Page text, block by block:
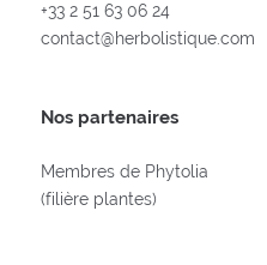
+33 2 51 63 06 24
contact@herbolistique.com
Nos partenaires
Membres de Phytolia
(filière plantes)